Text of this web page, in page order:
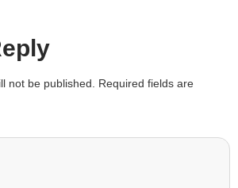
not be published.
Required fields are